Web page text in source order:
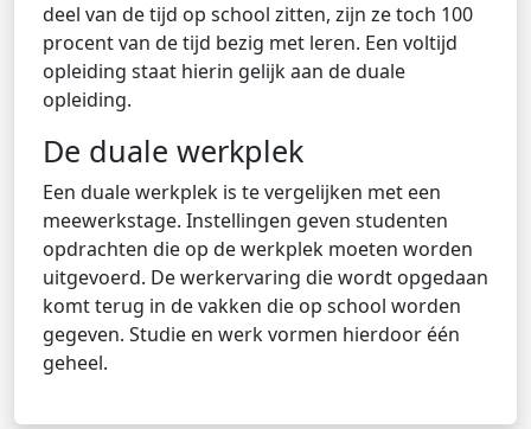
deel van de tijd op school zitten, zijn ze toch 100
procent van de tijd bezig met leren. Een voltijd
opleiding staat hierin gelijk aan de duale
opleiding.
De duale werkplek
Een duale werkplek is te vergelijken met een
meewerkstage. Instellingen geven studenten
opdrachten die op de werkplek moeten worden
uitgevoerd. De werkervaring die wordt opgedaan
komt terug in de vakken die op school worden
gegeven. Studie en werk vormen hierdoor één
geheel.